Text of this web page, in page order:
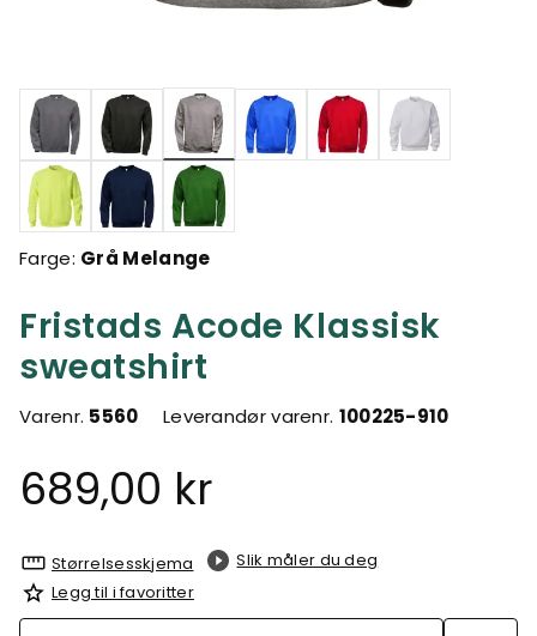
Fristads Acode Klassisk
sweatshirt
Varenr. 5560 Leverandør varenr. 100225-910
689,00 kr
valgte
Farge: Grå Melange
Størrelsesskjema
Slik måler du deg
Legg til i favoritter